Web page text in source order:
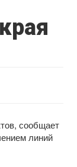
сообщает
линий